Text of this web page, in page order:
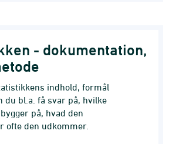
- dokumentation,
indhold, formål
du bl.a. få svar på, hvilke
på, hvad den
ofte den udkommer.